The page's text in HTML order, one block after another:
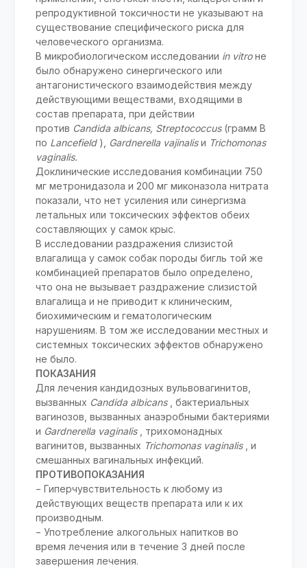
репродуктивной токсичности не указывают на
существование специфического риска для
человеческого организма.
В микробиологическом исследовании in vitroне
было обнаружено синергического или
антагонистического взаимодействия между
действующими веществами, входящими в
состав препарата, при действии
против Candida albicans, Streptococcus(грамм B
по Lancefield), Gardnerella vajinalisи Trichomonas
vaginalis.
Доклинические исследования комбинации 750
мг метронидазола и 200 мг миконазола нитрата
показали, что нет усиления или синергизма
летальных или токсических эффектов обеих
составляющих у самок крыс.
В исследовании раздражения слизистой
влагалища у самок собак породы бигль той же
комбинацией препаратов было определено,
что она не вызывает раздражение слизистой
влагалища и не приводит к клиническим,
биохимическим и гематологическим
нарушениям. В том же исследовании местных и
системных токсических эффектов обнаружено
не было.
ПОКАЗАНИЯ
Для лечения кандидозных вульвовагинитов,
вызванных Candida albicans, бактериальных
вагинозов, вызванных анаэробными бактериями
и Gardnerella vaginalis, трихомонадных
вагинитов, вызванных Trichomonas vaginalis, и
смешанных вагинальных инфекций.
ПРОТИВОПОКАЗАНИЯ
− Гиперчувствительность к любому из
действующих веществ препарата или к их
производным.
− Употребление алкогольных напитков во
время лечения или в течение 3 дней после
завершения лечения.